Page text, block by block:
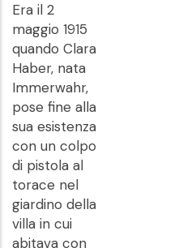
Era il 2
maggio 1915
quando Clara
Haber, nata
Immerwahr,
pose fine alla
sua esistenza
con un colpo
di pistola al
torace nel
giardino della
villa in cui
abitava con